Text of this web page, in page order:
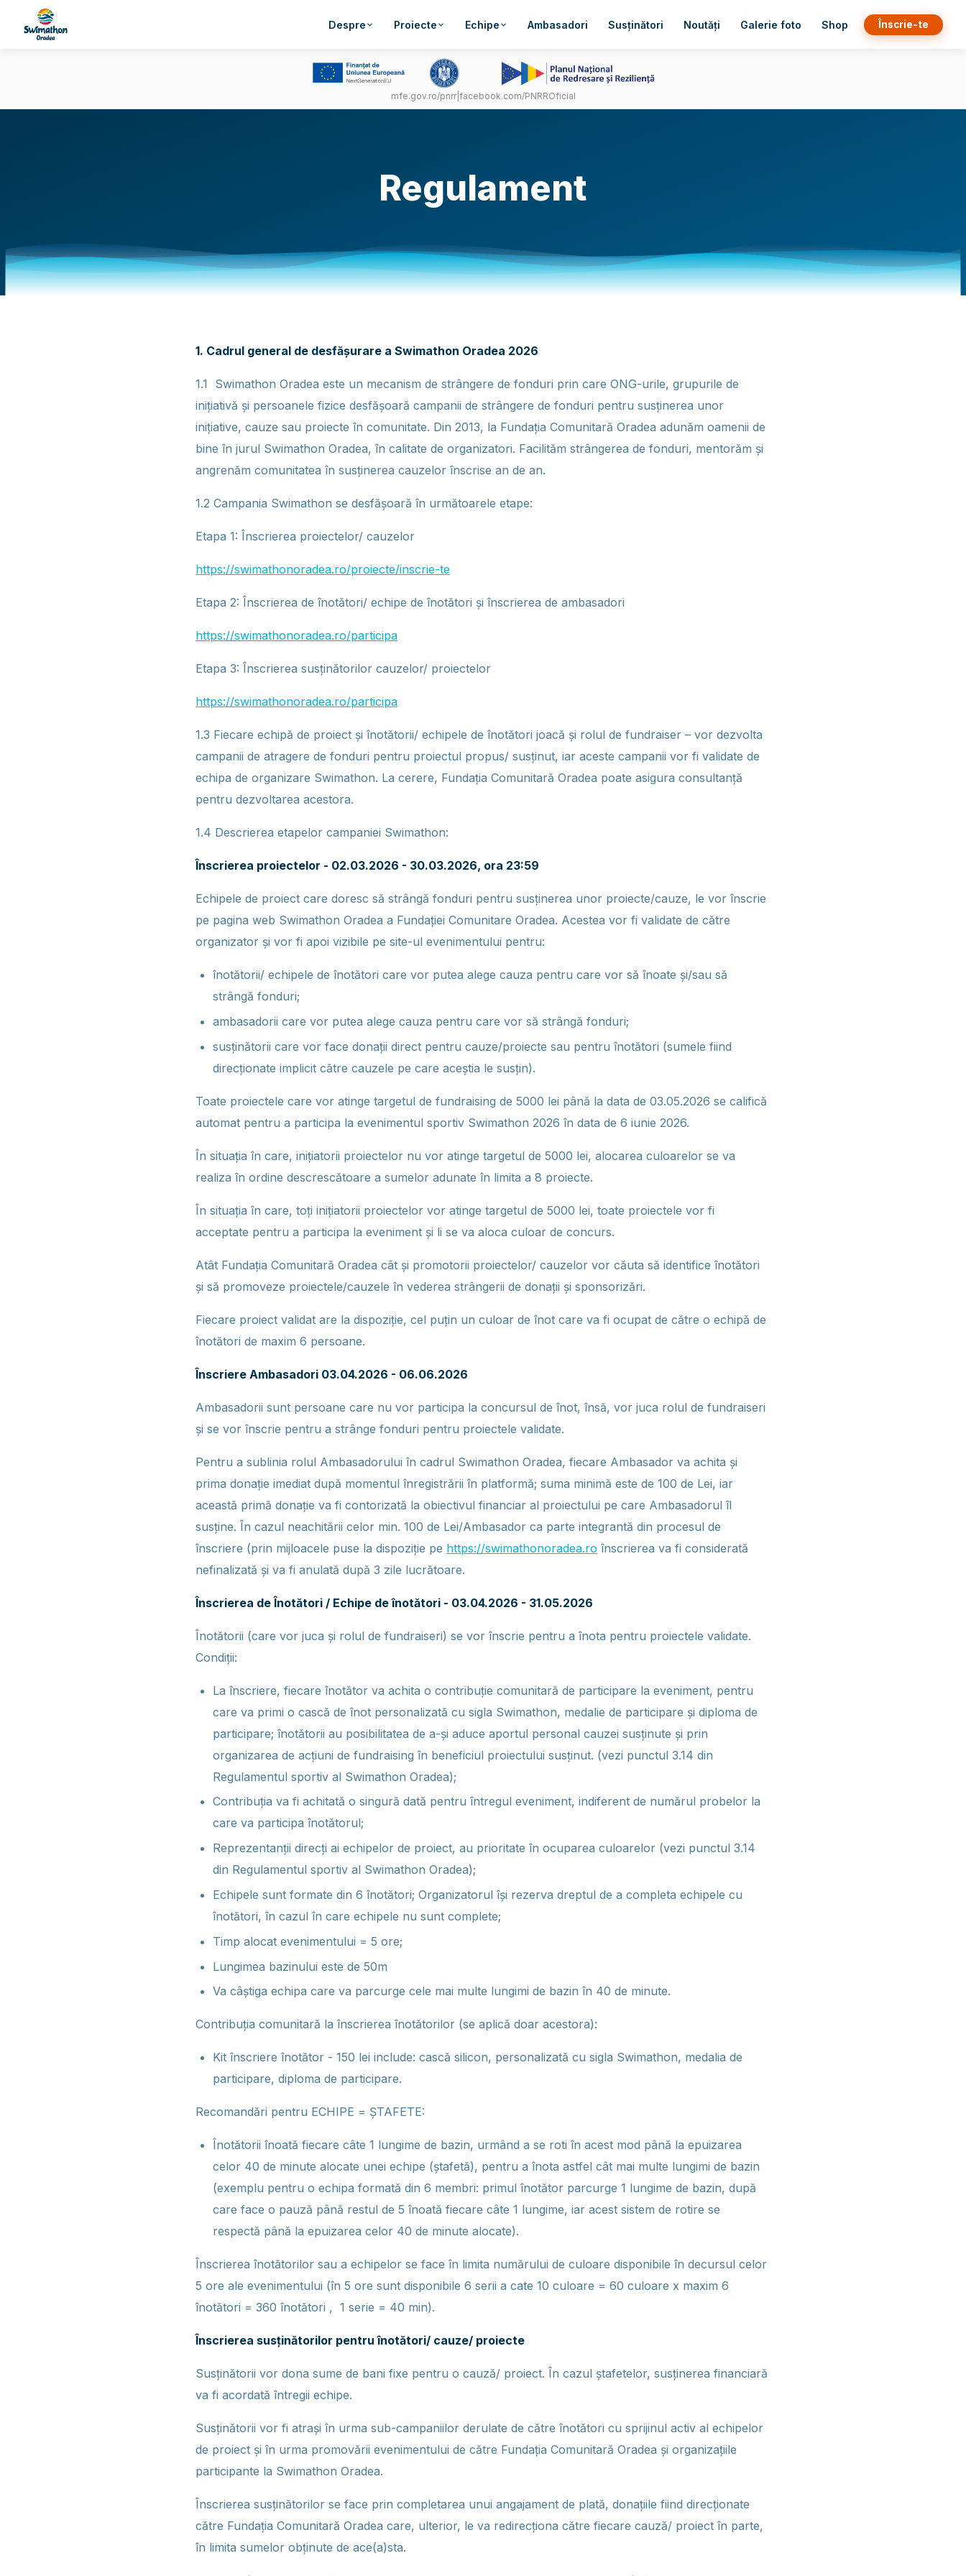
Despre Proiecte Echipe Ambasadori Susținători Noutăți Galerie foto Shop Înscrie-te
mfe.gov.ro/pnrr| facebook.com/PNRROficial
Regulament
1. Cadrul general de desfășurare a Swimathon Oradea 2026
1.1 Swimathon Oradea este un mecanism de strângere de fonduri prin care ONG-urile, grupurile de
inițiativă și persoanele fizice desfășoară campanii de strângere de fonduri pentru susținerea unor
inițiative, cauze sau proiecte în comunitate. Din 2013, la Fundația Comunitară Oradea adunăm oamenii de
bine în jurul Swimathon Oradea, în calitate de organizatori. Facilităm strângerea de fonduri, mentorăm și
angrenăm comunitatea în susținerea cauzelor înscrise an de an.
1.2 Campania Swimathon se desfășoară în următoarele etape:
Etapa 1: Înscrierea proiectelor/ cauzelor
https://swimathonoradea.ro/proiecte/inscrie-te
Etapa 2: Înscrierea de înotători/ echipe de înotători și înscrierea de ambasadori
https://swimathonoradea.ro/participa
Etapa 3: Înscrierea susținătorilor cauzelor/ proiectelor
https://swimathonoradea.ro/participa
1.3 Fiecare echipă de proiect și înotătorii/ echipele de înotători joacă și rolul de fundraiser – vor dezvolta
campanii de atragere de fonduri pentru proiectul propus/ susţinut, iar aceste campanii vor fi validate de
echipa de organizare Swimathon. La cerere, Fundația Comunitară Oradea poate asigura consultanță
pentru dezvoltarea acestora.
1.4 Descrierea etapelor campaniei Swimathon:
Înscrierea proiectelor - 02.03.2026 - 30.03.2026, ora 23:59
Echipele de proiect care doresc să strângă fonduri pentru susținerea unor proiecte/cauze, le vor înscrie
pe pagina web Swimathon Oradea a Fundației Comunitare Oradea. Acestea vor fi validate de către
organizator și vor fi apoi vizibile pe site-ul evenimentului pentru:
înotătorii/ echipele de înotători care vor putea alege cauza pentru care vor să înoate și/sau să
strângă fonduri;
ambasadorii care vor putea alege cauza pentru care vor să strângă fonduri;
susținătorii care vor face donații direct pentru cauze/proiecte sau pentru înotători (sumele fiind
direcționate implicit către cauzele pe care aceștia le susțin).
Toate proiectele care vor atinge targetul de fundraising de 5000 lei până la data de 03.05.2026 se califică
automat pentru a participa la evenimentul sportiv Swimathon 2026 în data de 6 iunie 2026.
În situația în care, inițiatorii proiectelor nu vor atinge targetul de 5000 lei, alocarea culoarelor se va
realiza în ordine descrescătoare a sumelor adunate în limita a 8 proiecte.
În situația în care, toți inițiatorii proiectelor vor atinge targetul de 5000 lei, toate proiectele vor fi
acceptate pentru a participa la eveniment și li se va aloca culoar de concurs.
Atât Fundația Comunitară Oradea cât și promotorii proiectelor/ cauzelor vor căuta să identifice înotători
și să promoveze proiectele/cauzele în vederea strângerii de donații și sponsorizări.
Fiecare proiect validat are la dispoziție, cel puțin un culoar de înot care va fi ocupat de către o echipă de
înotători de maxim 6 persoane.
Înscriere Ambasadori 03.04.2026 - 06.06.2026
Ambasadorii sunt persoane care nu vor participa la concursul de înot, însă, vor juca rolul de fundraiseri
și se vor înscrie pentru a strânge fonduri pentru proiectele validate.
Pentru a sublinia rolul Ambasadorului în cadrul Swimathon Oradea, fiecare Ambasador va achita și
prima donație imediat după momentul înregistrării în platformă; suma minimă este de 100 de Lei, iar
această primă donație va fi contorizată la obiectivul financiar al proiectului pe care Ambasadorul îl
susține. În cazul neachitării celor min. 100 de Lei/Ambasador ca parte integrantă din procesul de
înscriere (prin mijloacele puse la dispoziție pe https://swimathonoradea.ro înscrierea va fi considerată
nefinalizată și va fi anulată după 3 zile lucrătoare.
Înscrierea de Înotători / Echipe de înotători - 03.04.2026 - 31.05.2026
Înotătorii (care vor juca și rolul de fundraiseri) se vor înscrie pentru a înota pentru proiectele validate.
Condiții:
La înscriere, fiecare înotător va achita o contribuție comunitară de participare la eveniment, pentru
care va primi o cască de înot personalizată cu sigla Swimathon, medalie de participare și diploma de
participare; înotătorii au posibilitatea de a-și aduce aportul personal cauzei susținute și prin
organizarea de acțiuni de fundraising în beneficiul proiectului susținut. (vezi punctul 3.14 din
Regulamentul sportiv al Swimathon Oradea);
Contribuția va fi achitată o singură dată pentru întregul eveniment, indiferent de numărul probelor la
care va participa înotătorul;
Reprezentanții direcți ai echipelor de proiect, au prioritate în ocuparea culoarelor (vezi punctul 3.14
din Regulamentul sportiv al Swimathon Oradea);
Echipele sunt formate din 6 înotători; Organizatorul își rezerva dreptul de a completa echipele cu
înotători, în cazul în care echipele nu sunt complete;
Timp alocat evenimentului = 5 ore;
Lungimea bazinului este de 50m
Va câștiga echipa care va parcurge cele mai multe lungimi de bazin în 40 de minute.
Contribuția comunitară la înscrierea înotătorilor (se aplică doar acestora):
Kit înscriere înotător - 150 lei include: cască silicon, personalizată cu sigla Swimathon, medalia de
participare, diploma de participare.
Recomandări pentru ECHIPE = ȘTAFETE:
Înotătorii înoată fiecare câte 1 lungime de bazin, urmând a se roti în acest mod până la epuizarea
celor 40 de minute alocate unei echipe (ștafetă), pentru a înota astfel cât mai multe lungimi de bazin
(exemplu pentru o echipa formată din 6 membri: primul înotător parcurge 1 lungime de bazin, după
care face o pauză până restul de 5 înoată fiecare câte 1 lungime, iar acest sistem de rotire se
respectă până la epuizarea celor 40 de minute alocate).
Înscrierea înotătorilor sau a echipelor se face în limita numărului de culoare disponibile în decursul celor
5 ore ale evenimentului (în 5 ore sunt disponibile 6 serii a cate 10 culoare = 60 culoare x maxim 6
înotători = 360 înotători , 1 serie = 40 min).
Înscrierea susținătorilor pentru înotători/ cauze/ proiecte
Susținătorii vor dona sume de bani fixe pentru o cauză/ proiect. În cazul ștafetelor, susținerea financiară
va fi acordată întregii echipe.
Susținătorii vor fi atrași în urma sub-campaniilor derulate de către înotători cu sprijinul activ al echipelor
de proiect și în urma promovării evenimentului de către Fundația Comunitară Oradea și organizațiile
participante la Swimathon Oradea.
Înscrierea susținătorilor se face prin completarea unui angajament de plată, donațiile fiind direcționate
către Fundația Comunitară Oradea care, ulterior, le va redirecționa către fiecare cauză/ proiect în parte,
în limita sumelor obţinute de ace(a)sta.